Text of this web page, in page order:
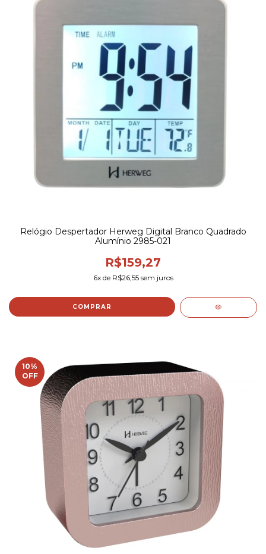
Relógio Despertador Herweg Digital Branco Quadrado
Alumínio 2985-021
R$159,27
6x de R$26,55sem juros
10%
OFF